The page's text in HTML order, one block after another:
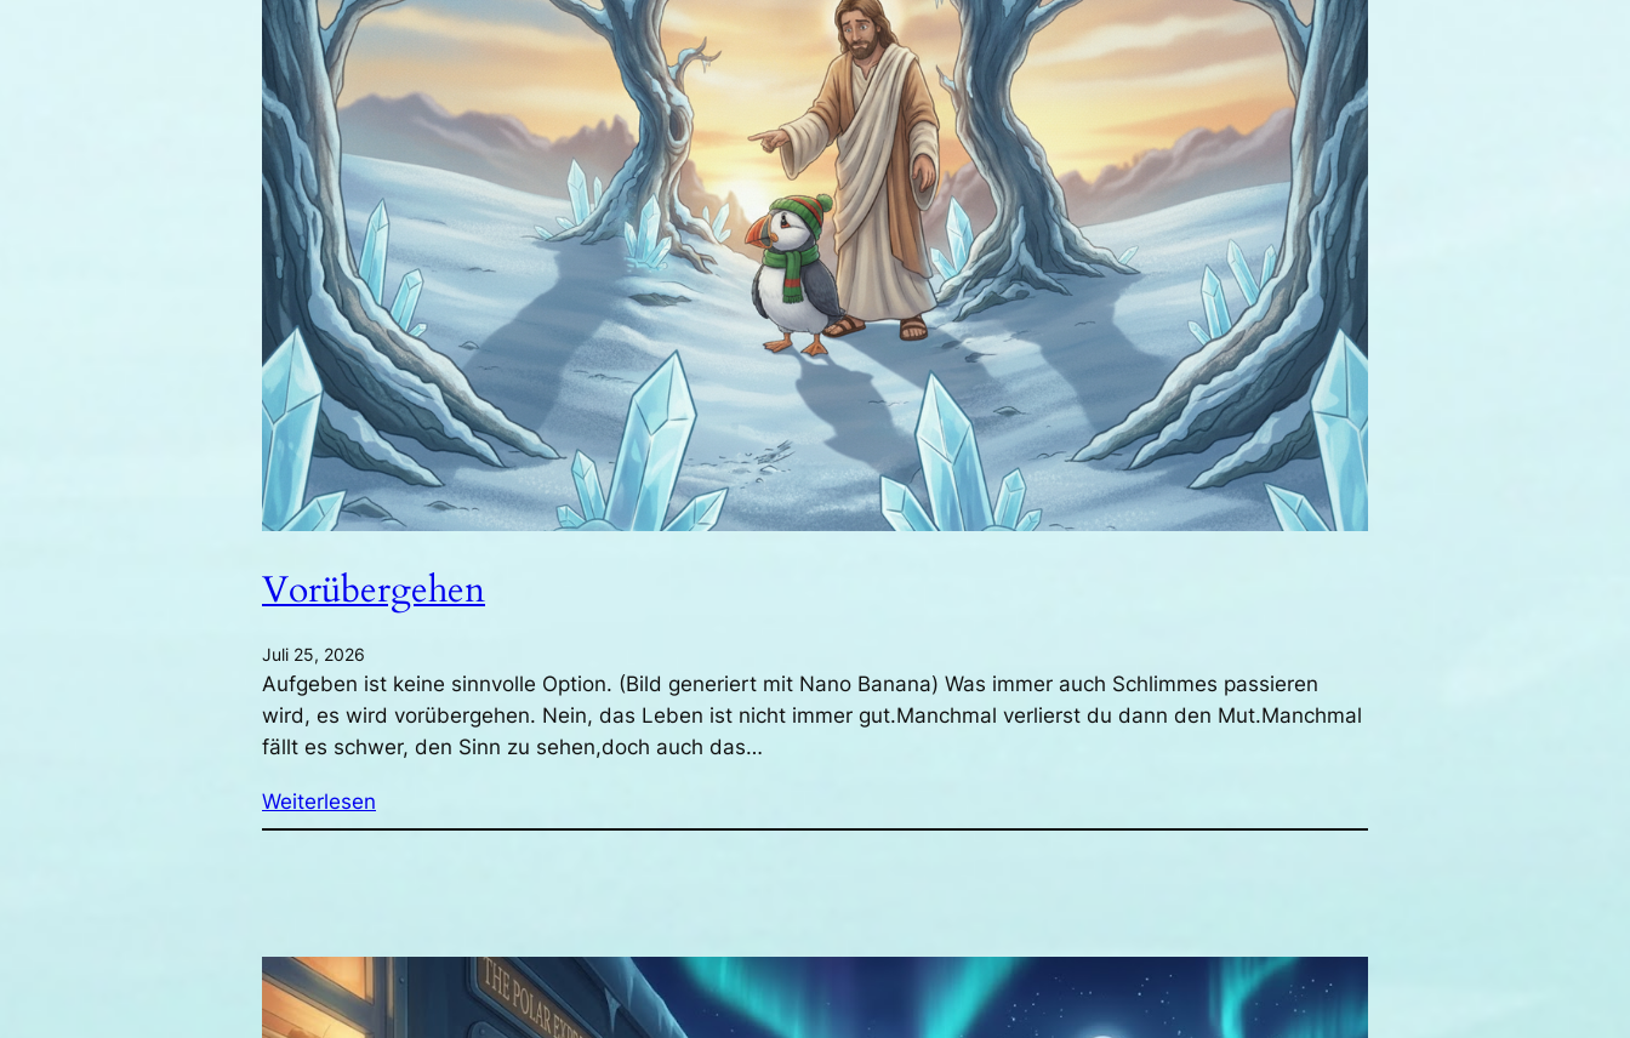
Vorübergehen
Juli 25, 2026
Aufgeben ist keine sinnvolle Option. (Bild generiert mit Nano Banana) Was immer auch Schlimmes passieren
wird, es wird vorübergehen. Nein, das Leben ist nicht immer gut.Manchmal verlierst du dann den Mut.Manchmal
fällt es schwer, den Sinn zu sehen,doch auch das…
Weiterlesen